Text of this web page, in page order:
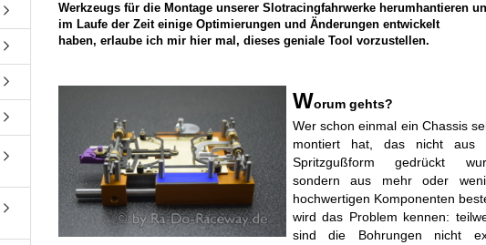
Werkzeugs für die Montage unserer Slotracingfahrwerke herumhantieren
im Laufe der Zeit einige Optimierungen und Änderungen entwickelt
haben, erlaube ich mir hier mal, dieses geniale Tool vorzustellen.
Worum gehts?
Wer schon einmal ein Chassis
montiert hat, das nicht aus
Spritzgußform gedrückt
sondern aus mehr oder
hochwertigen Komponenten
wird das Problem kennen:
sind die Bohrungen nicht